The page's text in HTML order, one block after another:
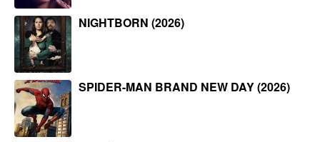
NIGHTBORN (2026)
SPIDER-MAN BRAND NEW DAY (2026)